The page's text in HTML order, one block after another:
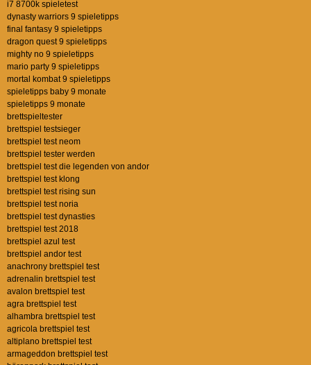
i7 8700k spieletest
dynasty warriors 9 spieletipps
final fantasy 9 spieletipps
dragon quest 9 spieletipps
mighty no 9 spieletipps
mario party 9 spieletipps
mortal kombat 9 spieletipps
spieletipps baby 9 monate
spieletipps 9 monate
brettspieltester
brettspiel testsieger
brettspiel test neom
brettspiel tester werden
brettspiel test die legenden von andor
brettspiel test klong
brettspiel test rising sun
brettspiel test noria
brettspiel test dynasties
brettspiel test 2018
brettspiel azul test
brettspiel andor test
anachrony brettspiel test
adrenalin brettspiel test
avalon brettspiel test
agra brettspiel test
alhambra brettspiel test
agricola brettspiel test
altiplano brettspiel test
armageddon brettspiel test